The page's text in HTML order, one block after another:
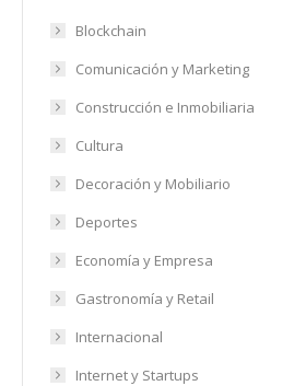
Blockchain
Comunicación y Marketing
Construcción e Inmobiliaria
Cultura
Decoración y Mobiliario
Deportes
Economía y Empresa
Gastronomía y Retail
Internacional
Internet y Startups